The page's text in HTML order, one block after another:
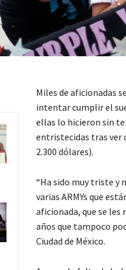
Miles de aficionadas
intentar cumplir el
ellas lo hicieron sin
entristecidas tras ver
2.300 dólares).
“Ha sido muy triste y
varias ARMYs que
aficionada, que se les
años que tampoco
Ciudad de México.